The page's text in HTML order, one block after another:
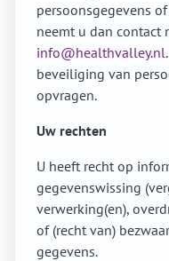
persoonsgegevens
neemt u dan contact
info@healthvalley.nl
beveiliging van
opvragen.
Uw rechten
U heeft recht op
gegevenswissing
verwerking(en),
of (recht van)
gegevens.